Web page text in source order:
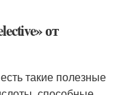
от
такие полезные